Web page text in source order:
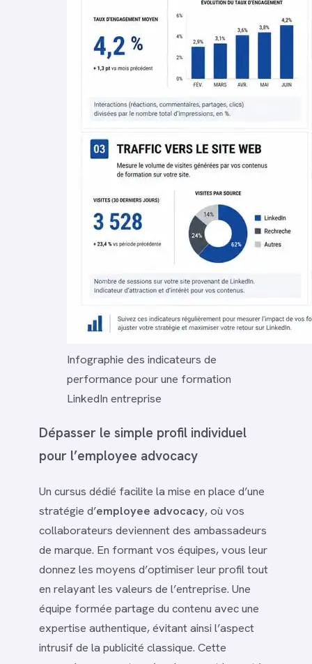
Infographie des indicateurs de
performance pour une formation
LinkedIn entreprise
Dépasser le simple profil individuel
pour l’employee advocacy
Un cursus dédié facilite la mise en place d’une
stratégie d’employee advocacy, où vos
collaborateurs deviennent des ambassadeurs
de marque. En formant vos équipes, vous leur
donnez les moyens d’optimiser leur profil tout
en relayant les valeurs de l’entreprise. Une
équipe formée partage du contenu avec une
expertise authentique, évitant ainsi l’aspect
intrusif de la publicité classique. Cette